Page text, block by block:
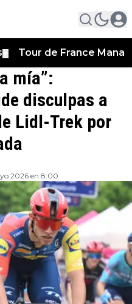
Tour de France
mía”:
disculpas a
Lidl-Trek por
2026 en 8:00